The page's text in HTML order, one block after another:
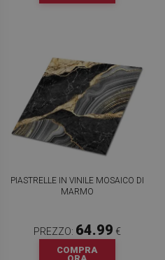
PIASTRELLE IN VINILE MOSAICO DI
MARMO
PREZZO: 64.99 €
COMPRA